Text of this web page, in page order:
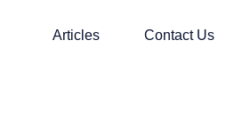
Articles Contact Us